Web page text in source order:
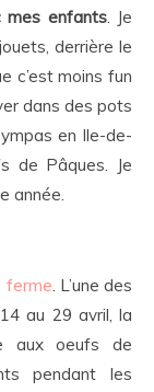
mes enfants. Je
derrière le
c’est moins fun
dans des pots
en Ile-de-
de Pâques. Je
année.
ferme. L’une des
au 29 avril, la
aux oeufs de
pendant les